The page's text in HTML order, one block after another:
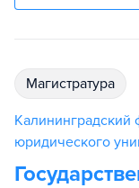
магистратура
юридического